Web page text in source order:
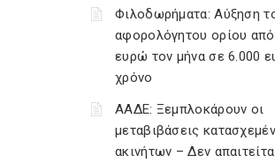
Φιλοδωρήματα: Αύξηση
αφορολόγητου ορίου
ευρώ τον μήνα σε 6.000
χρόνο
ΑΑΔΕ: Ξεμπλοκάρουν οι
μεταβιβάσεις
ακινήτων – Δεν